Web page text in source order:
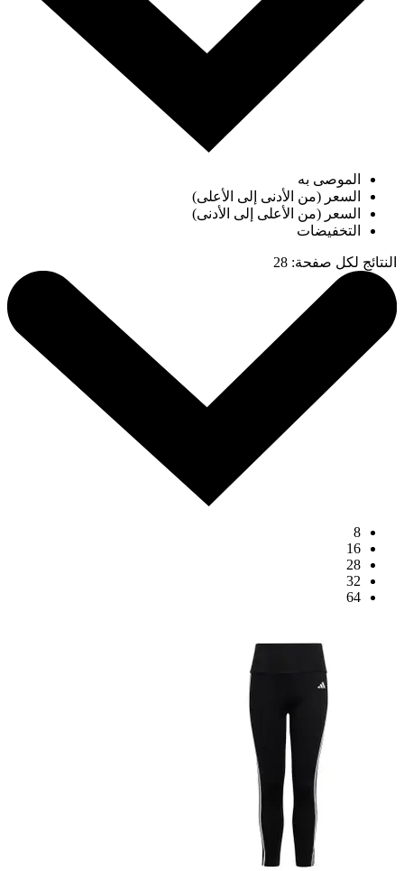
الموصى به
السعر (من الأدنى إلى الأعلى)
السعر (من الأعلى إلى الأدنى)
التخفيضات
النتائج لكل صفحة:
28
8
16
28
32
64